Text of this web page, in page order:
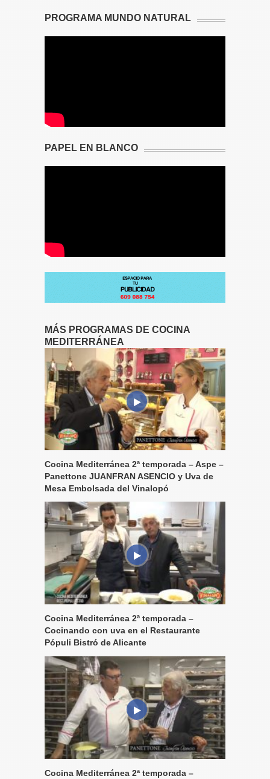
PROGRAMA MUNDO NATURAL
PAPEL EN BLANCO
MÁS PROGRAMAS DE COCINA
MEDITERRÁNEA
Cocina Mediterránea 2ª temporada – Aspe –
Panettone JUANFRAN ASENCIO y Uva de
Mesa Embolsada del Vinalopó
Cocina Mediterránea 2ª temporada –
Cocinando con uva en el Restaurante
Pópuli Bistró de Alicante
Cocina Mediterránea 2ª temporada –